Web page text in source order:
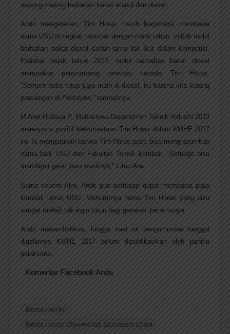
masing-masing berbahan bakar etanol dan diesel.
Andri mengatakan, Tim Horas masih berpotensi membawa
nama USU di tingkat nasional dengan mobil urban, sebab mobil
berbahan bakar diesel sudah lama tak ikut dalam kompetisi.
Padahal sejak tahun 2012, mobil berbahan bakar diesel
merupakan penyumbang prestasi kepada Tim Horas.
“Sempet buka tutup juga main di diesel, itu karena kita kurang
persaingan di Prototype,” tambahnya.
M Alwi Hudaya P, Mahasiswa Departemen Teknik Industri 2013
merespons positif keikutsertaan Tim Horas dalam KMHE 2017
ini. Ia mengatakan bahwa Tim Horas pasti bisa mengharumkan
nama baik USU dan Fakultas Teknik kembali. “Semoga bisa
mendapat gelar juara nantinya,” tutup Alwi.
Sama seperti Alwi, Andri pun berharap dapat membawa piala
kembali untuk USU. Menurutnya nama Tim Horas yang dulu
sangat melejit tak ingin turun bagi generasi penerusnya.
Andri menambahkan, hingga saat ini pengumuman tanggal
digelarnya KMHE 2017 belum dipublikasikan oleh panitia
pelaksana.
Komentar Facebook Anda
Berita Hari Ini
Berita Harian Universitas Sumatera Utara